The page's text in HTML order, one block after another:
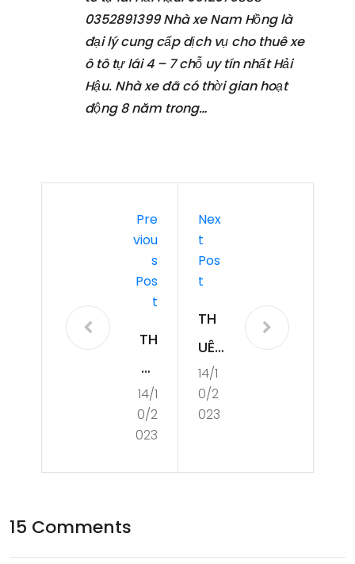
0352891399 Nhà xe Nam Hồng là
đại lý cung cấp dịch vụ cho thuê xe
ô tô tự lái 4 – 7 chỗ uy tín nhất Hải
Hậu. Nhà xe đã có thời gian hoạt
động 8 năm trong…
Pre
Viou
S
Pos
T
TH
UÊ
XE
Ô
14/1
0/2
023
Nex
T
Pos
T
TH
UÊ
XE
Ô
14/1
0/2
023
15 Comments